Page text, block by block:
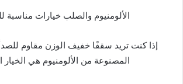
الألومنيوم والصلب خيارات
إذا كنت تريد سقفًا خفيف الوزن مقاوم
المصنوعة من الألومنيوم هي الخيار